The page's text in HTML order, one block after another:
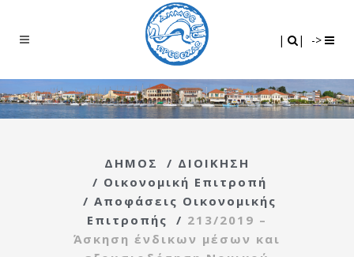
| | ->
ΔΗΜΟΣ / ΔΙΟΙΚΗΣΗ
/ Οικονομική Επιτροπή
/ Αποφάσεις Οικονομικής
Επιτροπής
/ 213/2019 –
Άσκηση ένδικων μέσων και